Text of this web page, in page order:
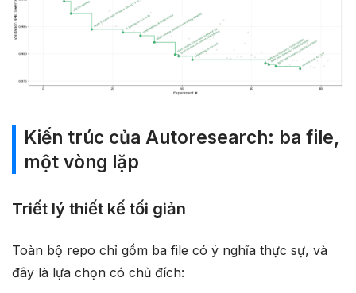
Kiến trúc của Autoresearch: ba file,
một vòng lặp
Triết lý thiết kế tối giản
Toàn bộ repo chỉ gồm ba file có ý nghĩa thực sự, và
đây là lựa chọn có chủ đích: